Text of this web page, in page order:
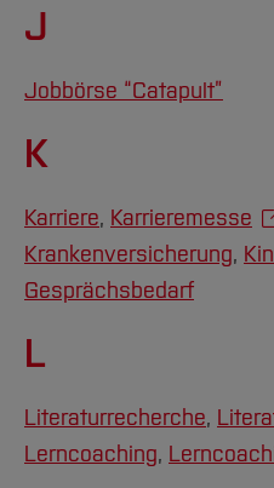
J
Jobbörse “Catapult”
K
Karriere, Karrieremesse
Krankenversicherung,
Gesprächsbedarf
L
Literaturrecherche,
Lerncoaching,